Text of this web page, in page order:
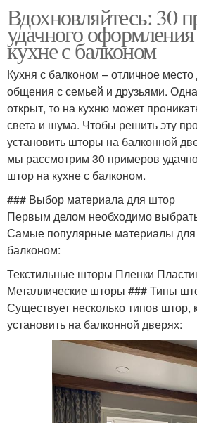
Вдохновляйтесь: 30
удачного
кухне с балконом
Кухня с балконом – отличное
общения с семьей и друзьями.
открыт, то на кухню может
света и шума. Чтобы решить эту
установить шторы на балконной
мы рассмотрим 30 примеров
штор на кухне с балконом.
### Выбор материала для штор
Первым делом необходимо
Самые популярные материалы для
балконом:
Текстильные шторы Пленки
Металлические шторы ### Типы
Существует несколько типов
установить на балконной дверях: